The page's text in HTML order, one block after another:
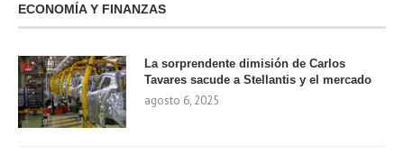
ECONOMÍA Y FINANZAS
La sorprendente dimisión de Carlos
Tavares sacude a Stellantis y el mercado
agosto 6, 2025